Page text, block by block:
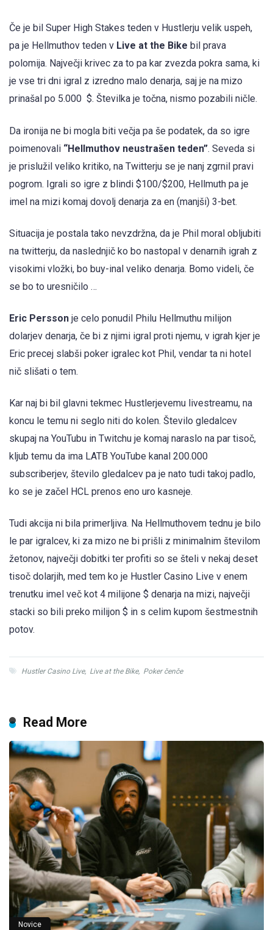
Če je bil Super High Stakes teden v Hustlerju velik uspeh,
pa je Hellmuthov teden v Live at the Bike bil prava
polomija. Največji krivec za to pa kar zvezda pokra sama, ki
je vse tri dni igral z izredno malo denarja, saj je na mizo
prinašal po 5.000 $. Številka je točna, nismo pozabili ničle.
Da ironija ne bi mogla biti večja pa še podatek, da so igre
poimenovali “Hellmuthov neustrašen teden”. Seveda si
je prislužil veliko kritiko, na Twitterju se je nanj zgrnil pravi
pogrom. Igrali so igre z blindi $100/$200, Hellmuth pa je
imel na mizi komaj dovolj denarja za en (manjši) 3-bet.
Situacija je postala tako nevzdržna, da je Phil moral obljubiti
na twitterju, da naslednjič ko bo nastopal v denarnih igrah z
visokimi vložki, bo buy-inal veliko denarja. Bomo videli, če
se bo to uresničilo …
Eric Persson je celo ponudil Philu Hellmuthu milijon
dolarjev denarja, če bi z njimi igral proti njemu, v igrah kjer je
Eric precej slabši poker igralec kot Phil, vendar ta ni hotel
nič slišati o tem.
Kar naj bi bil glavni tekmec Hustlerjevemu livestreamu, na
koncu le temu ni seglo niti do kolen. Število gledalcev
skupaj na YouTubu in Twitchu je komaj naraslo na par tisoč,
kljub temu da ima LATB YouTube kanal 200.000
subscriberjev, število gledalcev pa je nato tudi takoj padlo,
ko se je začel HCL prenos eno uro kasneje.
Tudi akcija ni bila primerljiva. Na Hellmuthovem tednu je bilo
le par igralcev, ki za mizo ne bi prišli z minimalnim številom
žetonov, največji dobitki ter profiti so se šteli v nekaj deset
tisoč dolarjih, med tem ko je Hustler Casino Live v enem
trenutku imel več kot 4 milijone $ denarja na mizi, največji
stacki so bili preko milijon $ in s celim kupom šestmestnih
potov.
Hustler Casino Live, Live at the Bike, Poker čenče
Read More
Novice